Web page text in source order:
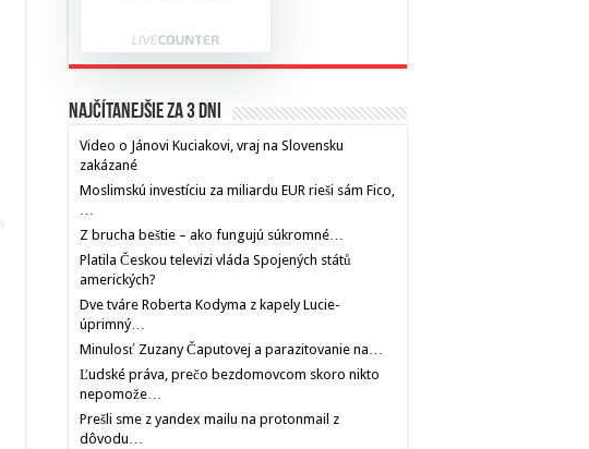
Najčítanejšie za 3 dni
Video o Jánovi Kuciakovi, vraj na Slovensku
zakázané
Moslimskú investíciu za miliardu EUR rieši sám Fico,
…
Z brucha beštie – ako fungujú súkromné…
Platila Českou televizi vláda Spojených států
amerických?
Dve tváre Roberta Kodyma z kapely Lucie-
úprimný…
Minulosť Zuzany Čaputovej a parazitovanie na…
Ľudské práva, prečo bezdomovcom skoro nikto
nepomože…
Prešli sme z yandex mailu na protonmail z
dôvodu…